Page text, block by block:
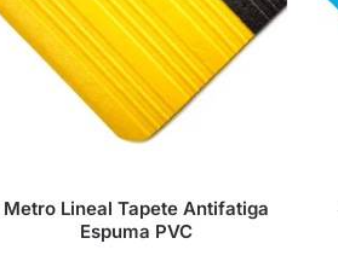
Metro Lineal Tapete Antifatiga
Espuma PVC